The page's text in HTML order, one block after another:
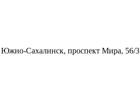
Южно-Сахалинск, проспект Мира, 56/3